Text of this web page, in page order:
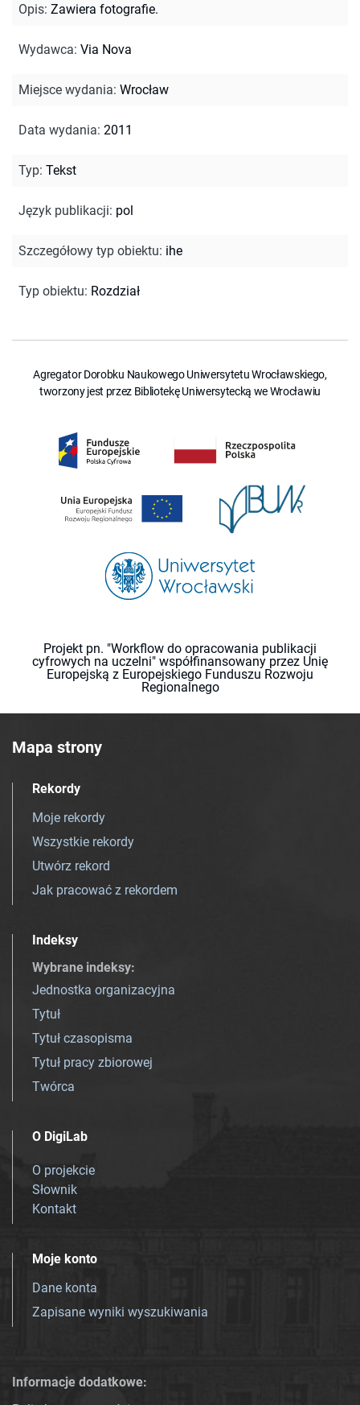
Opis: Zawiera fotografie.
Wydawca: Via Nova
Miejsce wydania: Wrocław
Data wydania: 2011
Typ: Tekst
Język publikacji: pol
Szczegółowy typ obiektu: ihe
Typ obiektu: Rozdział
Agregator Dorobku Naukowego Uniwersytetu Wrocławskiego,
tworzony jest przez Bibliotekę Uniwersytecką we Wrocławiu
Projekt pn. "Workflow do opracowania publikacji
cyfrowych na uczelni" współfinansowany przez Unię
Europejską z Europejskiego Funduszu Rozwoju
Regionalnego
Mapa strony
Rekordy
Moje rekordy
Wszystkie rekordy
Utwórz rekord
Jak pracować z rekordem
Indeksy
Wybrane indeksy:
Jednostka organizacyjna
Tytuł
Tytuł czasopisma
Tytuł pracy zbiorowej
Twórca
O DigiLab
O projekcie
Słownik
Kontakt
Moje konto
Dane konta
Zapisane wyniki wyszukiwania
Informacje dodatkowe: